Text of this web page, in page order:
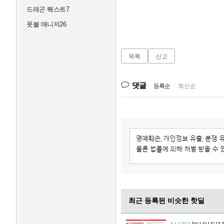
드래곤 퀘스트7
풋볼 매니저26
목록 신고
댓글 등록순 최신순
최근 등록된 비슷한 핫딜